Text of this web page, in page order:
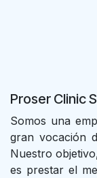
Proser Clinic
Somos una
gran vocación
Nuestro
es prestar el